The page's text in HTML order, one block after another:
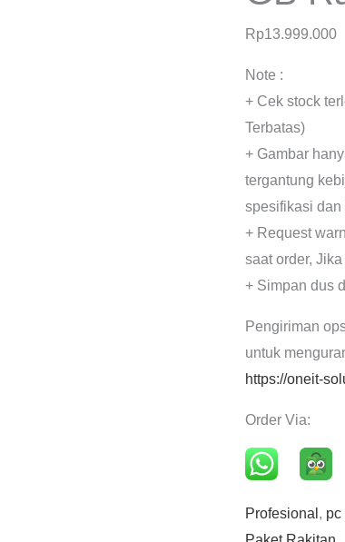
Rp13.999.000
Note :
+ Cek stock
Terbatas)
+ Gambar
tergantung
spesifikasi
+ Request
saat order,
+ Simpan dus
Pengiriman
untuk
https://oneit-
Order Via:
Profesional , pc